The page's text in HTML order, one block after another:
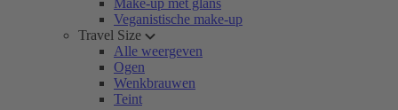
Make-up met glans
Veganistische make-up
Travel Size
Alle weergeven
Ogen
Wenkbrauwen
Teint